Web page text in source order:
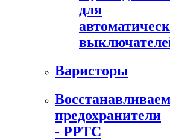
для
Варисторы
предохранители
- PPTC